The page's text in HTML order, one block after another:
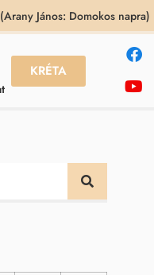
János: Domokos napra)
KRÉTA